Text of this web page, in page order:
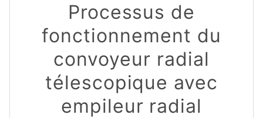
Processus de
fonctionnement du
convoyeur radial
télescopique avec
empileur radial